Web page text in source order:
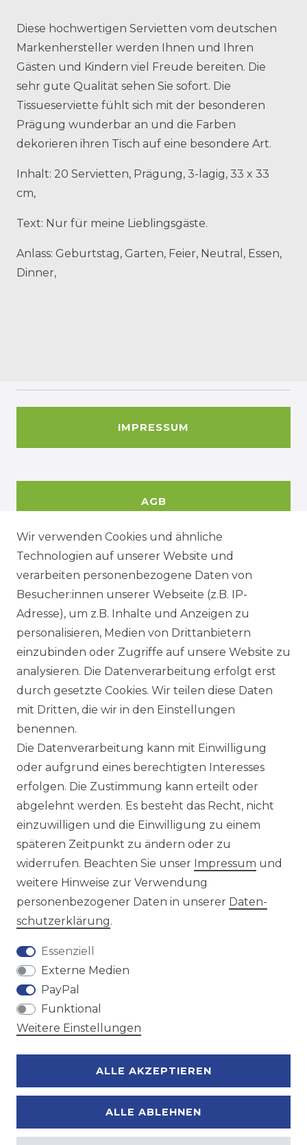
Diese hochwertigen Servietten vom deutschen
Markenhersteller werden Ihnen und Ihren
Gästen und Kindern viel Freude bereiten. Die
sehr gute Qualität sehen Sie sofort. Die
Tissueserviette fühlt sich mit der besonderen
Prägung wunderbar an und die Farben
dekorieren ihren Tisch auf eine besondere Art.
Inhalt: 20 Servietten, Prägung, 3-lagig, 33 x 33
cm,
Text: Nur für meine Lieblingsgäste.
Anlass: Geburtstag, Garten, Feier, Neutral, Essen,
Dinner,
IMPRESSUM
AGB
DATENSCHUTZERKÄRUNG
WIDERRUFSRECHT
KONTAKT
Sie sind Wiederverkäufer?
Sie erreichen uns unter :
https://avancarte.de/
oder telefonisch unter: 0421 - 434430
Wir versenden mit
Zahlungsmöglichkeiten
Wir verwenden Cookies und ähnliche
Technologien auf unserer Website und
verarbeiten personenbezogene Daten von
Besucher:innen unserer Webseite (z.B. IP-
Adresse), um z.B. Inhalte und Anzeigen zu
personalisieren, Medien von Drittanbietern
einzubinden oder Zugriffe auf unsere Website zu
analysieren. Die Datenverarbeitung erfolgt erst
durch gesetzte Cookies. Wir teilen diese Daten
mit Dritten, die wir in den Einstellungen
benennen.
Die Datenverarbeitung kann mit Einwilligung
oder aufgrund eines berechtigten Interesses
erfolgen. Die Zustimmung kann erteilt oder
abgelehnt werden. Es besteht das Recht, nicht
einzuwilligen und die Einwilligung zu einem
späteren Zeitpunkt zu ändern oder zu
widerrufen. Beachten Sie unser Impressum und
weitere Hinweise zur Verwendung
personenbezogener Daten in unserer Daten­
schutz­erklärung.
Essenziell
Externe Medien
PayPal
Funktional
Weitere Einstellungen
ALLE AKZEPTIEREN
ALLE ABLEHNEN